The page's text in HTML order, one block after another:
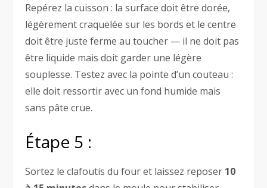
Repérez la cuisson : la surface doit être dorée,
légèrement craquelée sur les bords et le centre
doit être juste ferme au toucher — il ne doit pas
être liquide mais doit garder une légère
souplesse. Testez avec la pointe d’un couteau :
elle doit ressortir avec un fond humide mais
sans pâte crue.
Étape 5 :
Sortez le clafoutis du four et laissez reposer 10